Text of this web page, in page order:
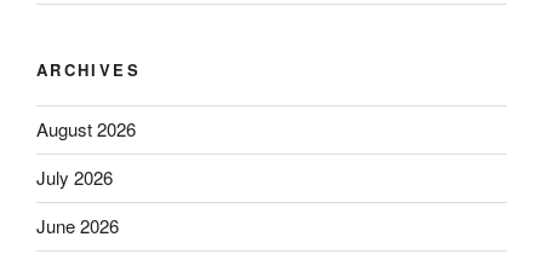
ARCHIVES
August 2026
July 2026
June 2026